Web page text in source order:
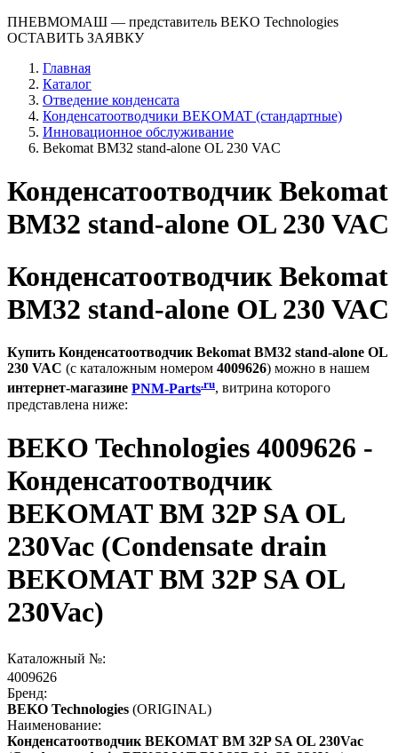
ПНЕВМОМАШ — представитель BEKO Technologies
ОСТАВИТЬ ЗАЯВКУ
Главная
Каталог
Отведение конденсата
Конденсатоотводчики BEKOMAT (стандартные)
Инновационное обслуживание
Bekomat BM32 stand-alone OL 230 VAC
Конденсатоотводчик Bekomat
BM32 stand-alone OL 230 VAC
Конденсатоотводчик Bekomat
BM32 stand-alone OL 230 VAC
Купить Конденсатоотводчик Bekomat BM32 stand-alone OL
230 VAC (с каталожным номером 4009626) можно в нашем
интернет-магазине PNM-Parts.ru, витрина которого
представлена ниже:
BEKO Technologies 4009626 -
Конденсатоотводчик
BEKOMAT BM 32P SA OL
230Vac (Condensate drain
BEKOMAT BM 32P SA OL
230Vac)
Каталожный №:
4009626
Бренд:
BEKO Technologies (ORIGINAL)
Наименование:
Конденсатоотводчик BEKOMAT BM 32P SA OL 230Vac